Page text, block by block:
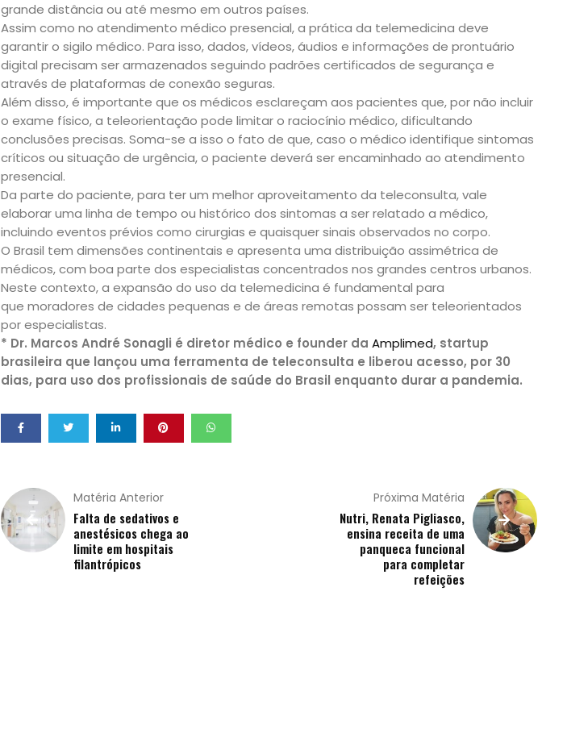
Início
Academia
Beleza
Bora
lá!
Casa
e
Decoração
Exclusiva
Homem
Mães
&
Filhos
Notícias
grande distância ou até mesmo em outros países.
Assim como no atendimento médico presencial, a prática da telemedicina deve
garantir o sigilo médico. Para isso, dados, vídeos, áudios e informações de prontuário
digital precisam ser armazenados seguindo padrões certificados de segurança e
através de plataformas de conexão seguras.
Além disso, é importante que os médicos esclareçam aos pacientes que, por não incluir
o exame físico, a teleorientação pode limitar o raciocínio médico, dificultando
conclusões precisas. Soma-se a isso o fato de que, caso o médico identifique sintomas
críticos ou situação de urgência, o paciente deverá ser encaminhado ao atendimento
presencial.
Da parte do paciente, para ter um melhor aproveitamento da teleconsulta, vale
elaborar uma linha de tempo ou histórico dos sintomas a ser relatado a médico,
incluindo eventos prévios como cirurgias e quaisquer sinais observados no corpo.
O Brasil tem dimensões continentais e apresenta uma distribuição assimétrica de
médicos, com boa parte dos especialistas concentrados nos grandes centros urbanos.
Neste contexto, a expansão do uso da telemedicina é fundamental para
que moradores de cidades pequenas e de áreas remotas possam ser teleorientados
por especialistas.
* Dr. Marcos André Sonagli é diretor médico e founder da Amplimed, startup
brasileira que lançou uma ferramenta de teleconsulta e liberou acesso, por 30
dias, para uso dos profissionais de saúde do Brasil enquanto durar a pandemia.
Matéria Anterior
Falta de sedativos e
anestésicos chega ao
limite em hospitais
filantrópicos
Próxima Matéria
Nutri, Renata Pigliasco,
ensina receita de uma
panqueca funcional
para completar
refeições